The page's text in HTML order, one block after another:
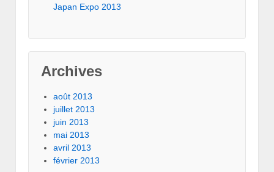
Japan Expo 2013
Archives
août 2013
juillet 2013
juin 2013
mai 2013
avril 2013
février 2013